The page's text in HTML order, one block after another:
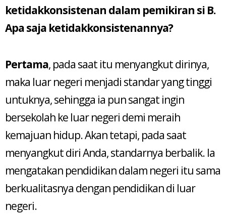
ketidakkonsistenan dalam pemikiran si B.
Apa saja ketidakkonsistenannya?
Pertama, pada saat itu menyangkut dirinya,
maka luar negeri menjadi standar yang tinggi
untuknya, sehingga ia pun sangat ingin
bersekolah ke luar negeri demi meraih
kemajuan hidup. Akan tetapi, pada saat
menyangkut diri Anda, standarnya berbalik. Ia
mengatakan pendidikan dalam negeri itu sama
berkualitasnya dengan pendidikan di luar
negeri.